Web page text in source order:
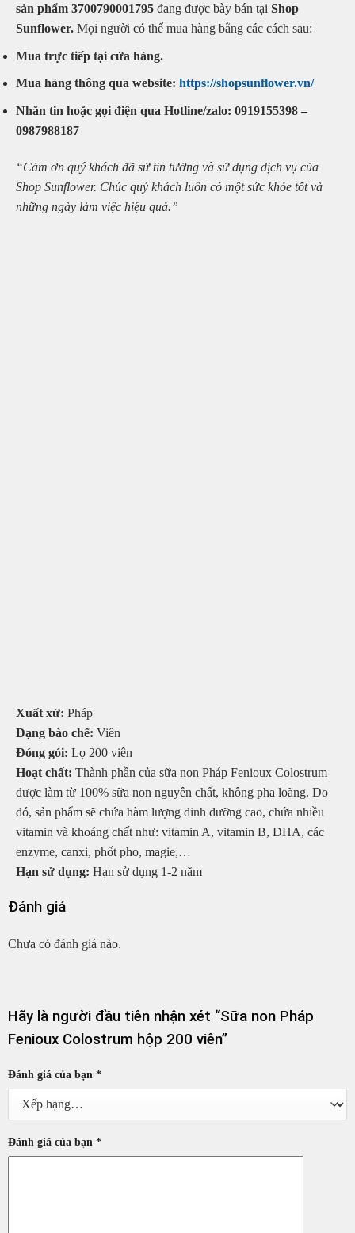
sản phẩm 3700790001795 đang được bày bán tại Shop
Sunflower. Mọi người có thể mua hàng bằng các cách sau:
Mua trực tiếp tại cửa hàng.
Mua hàng thông qua website: https://shopsunflower.vn/
Nhắn tin hoặc gọi điện qua Hotline/zalo: 0919155398 –
0987988187
“Cảm ơn quý khách đã sử tin tưởng và sử dụng dịch vụ của
Shop Sunflower. Chúc quý khách luôn có một sức khỏe tốt và
những ngày làm việc hiệu quả.”
Xuất xứ: Pháp
Dạng bào chế: Viên
Đóng gói: Lọ 200 viên
Hoạt chất: Thành phần của sữa non Pháp Fenioux Colostrum
được làm từ 100% sữa non nguyên chất, không pha loãng. Do
đó, sản phẩm sẽ chứa hàm lượng dinh dưỡng cao, chứa nhiều
vitamin và khoáng chất như: vitamin A, vitamin B, DHA, các
enzyme, canxi, phốt pho, magie,…
Hạn sử dụng: Hạn sử dụng 1-2 năm
Đánh giá
Chưa có đánh giá nào.
Hãy là người đầu tiên nhận xét “Sữa non Pháp
Fenioux Colostrum hộp 200 viên”
Đánh giá của bạn *
Đánh giá của bạn *